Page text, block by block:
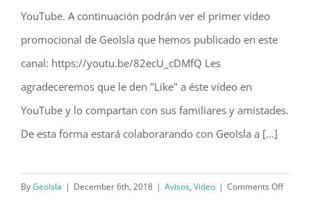
Nuevo canal de GeoIsla en YouTube
YouTube. A continuación podrán ver el primer vídeo
promocional de GeoIsla que hemos publicado en este
canal: https://youtu.be/82ecU_cDMfQ Les
agradeceremos que le den "Like" a éste vídeo en
YouTube y lo compartan con sus familiares y amistades.
De esta forma estará colaborarando con GeoIsla a [...]
ByGeoIsla | December 6th, 2018 | Avisos, Video | Comments Offon